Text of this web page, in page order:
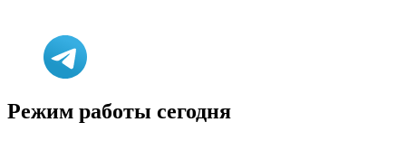
Режим работы сегодня